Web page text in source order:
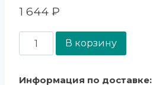
1 644 ₽
В корзину
Информация по доставке: